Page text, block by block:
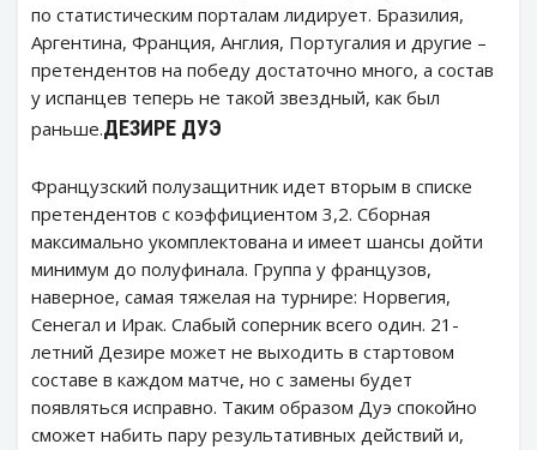
по статистическим порталам лидирует. Бразилия,
Аргентина, Франция, Англия, Португалия и другие –
претендентов на победу достаточно много, а состав
у испанцев теперь не такой звездный, как был
раньше.ДЕЗИРЕ ДУЭ
Французский полузащитник идет вторым в списке
претендентов с коэффициентом 3,2. Сборная
максимально укомплектована и имеет шансы дойти
минимум до полуфинала. Группа у французов,
наверное, самая тяжелая на турнире: Норвегия,
Сенегал и Ирак. Слабый соперник всего один. 21-
летний Дезире может не выходить в стартовом
составе в каждом матче, но с замены будет
появляться исправно. Таким образом Дуэ спокойно
сможет набить пару результативных действий и,